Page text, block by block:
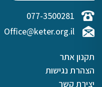
077-3500281
Office@keter.org.il
תקנון אתר
הצהרת נגישות
יצירת קשר